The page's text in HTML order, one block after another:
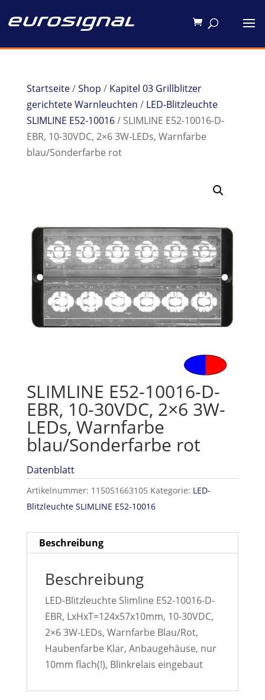
Startseite/Shop / Kapitel 03 Grillblitzer
gerichtete Warnleuchten / LED-Blitzleuchte
SLIMLINE E52-10016/ SLIMLINE E52-10016-D-
EBR, 10-30VDC, 2×6 3W-LEDs, Warnfarbe
blau/Sonderfarbe rot
SLIMLINE E52-10016-D-
EBR, 10-30VDC, 2×6 3W-
LEDs, Warnfarbe
blau/Sonderfarbe rot
Datenblatt
Artikelnummer: 115051663105 Kategorie: LED-
Blitzleuchte SLIMLINE E52-10016
Beschreibung
Beschreibung
LED-Blitzleuchte Slimline E52-10016-D-
EBR, LxHxT=124x57x10mm, 10-30VDC,
2×6 3W-LEDs, Warnfarbe Blau/Rot,
Haubenfarbe Klar, Anbaugehäuse, nur
10mm flach(!), Blinkrelais eingebaut